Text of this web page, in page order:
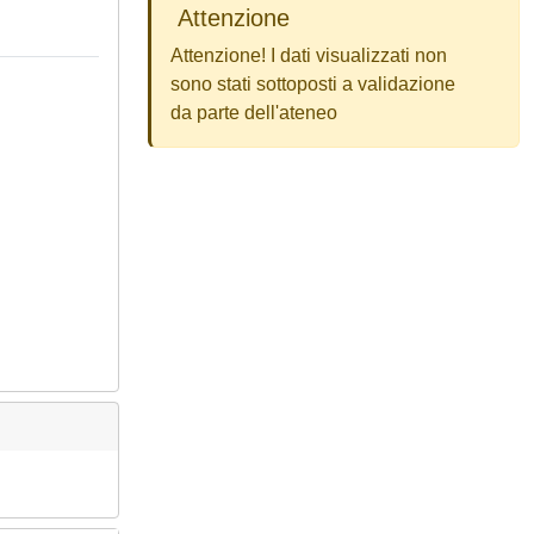
Attenzione
Attenzione! I dati visualizzati non
sono stati sottoposti a validazione
da parte dell'ateneo